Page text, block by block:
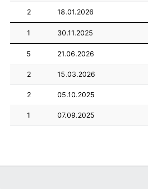
2 18.01.2026
1 30.11.2025
5 21.06.2026
2 15.03.2026
2 05.10.2025
1 07.09.2025